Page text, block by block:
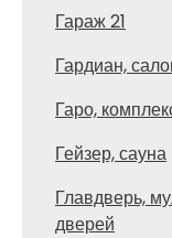
Гараж 21
Гардиан,
Гаро,
Гейзер, сауна
Главдверь,
дверей